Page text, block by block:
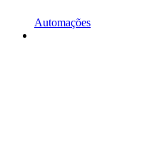
Automações